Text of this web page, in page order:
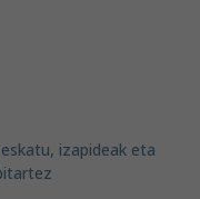
izapideak eta